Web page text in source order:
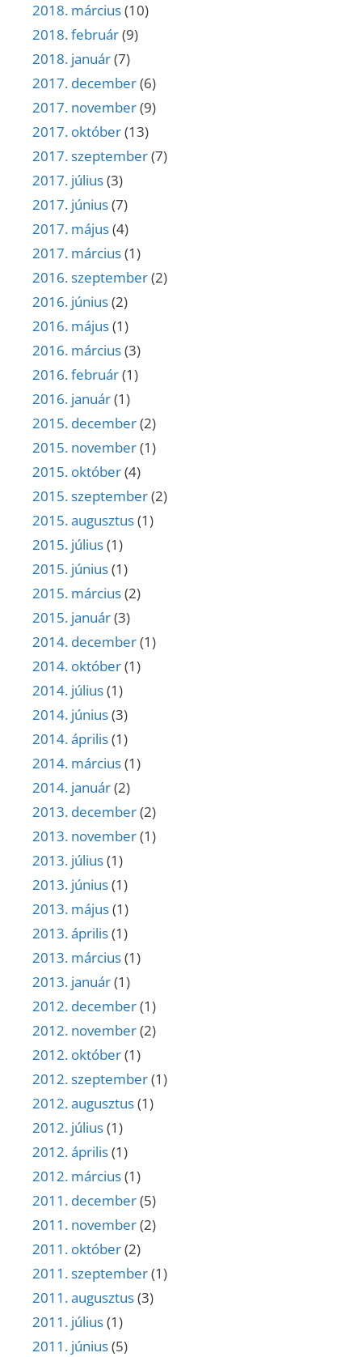
2018. március(10)
2018. február(9)
2018. január(7)
2017. december(6)
2017. november(9)
2017. október(13)
2017. szeptember(7)
2017. július(3)
2017. június(7)
2017. május(4)
2017. március(1)
2016. szeptember(2)
2016. június(2)
2016. május(1)
2016. március(3)
2016. február(1)
2016. január(1)
2015. december(2)
2015. november(1)
2015. október(4)
2015. szeptember(2)
2015. augusztus(1)
2015. július(1)
2015. június(1)
2015. március(2)
2015. január(3)
2014. december(1)
2014. október(1)
2014. július(1)
2014. június(3)
2014. április(1)
2014. március(1)
2014. január(2)
2013. december(2)
2013. november(1)
2013. július(1)
2013. június(1)
2013. május(1)
2013. április(1)
2013. március(1)
2013. január(1)
2012. december(1)
2012. november(2)
2012. október(1)
2012. szeptember(1)
2012. augusztus(1)
2012. július(1)
2012. április(1)
2012. március(1)
2011. december(5)
2011. november(2)
2011. október(2)
2011. szeptember(1)
2011. augusztus(3)
2011. július(1)
2011. június(5)